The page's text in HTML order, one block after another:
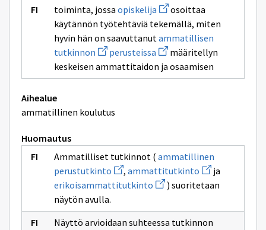
toiminta, jossa opiskelija Avaa
uuden
ikkunan
sivulle
opiskelija
osoittaa
käytännön työtehtäviä tekemällä, miten
hyvin hän on saavuttanutammatillisen
tutkinnon Avaa
uuden
ikkunan
sivulle
perusteissa Avaa
uuden
ikkunan
sivulle
määritellyn
keskeisen ammattitaidon ja osaamisen
Aihealue
ammatillinen koulutus
Huomautus
Ammatilliset tutkinnot ( ammatillinen
perustutkinto Avaa
uuden
ikkunan
perustutkinto
, ammattitutkinto Avaa
uuden
ikkunan
ja
erikoisammattitutkinto Avaa
uuden
sivulle
erikoisammattitutkinto
) suoritetaan
näytön avulla.
Näyttö arvioidaan suhteessa tutkinnon